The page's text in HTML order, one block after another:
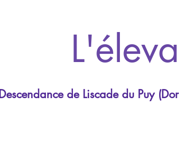
Descendance de Liscade du Puy